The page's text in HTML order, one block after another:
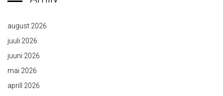
august 2026
juuli 2026
juuni 2026
mai 2026
aprill 2026